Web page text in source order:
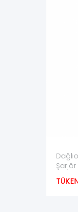
pası ve eğilme,
şarjörler temiz,
tam model adının
marka yazıyorsa
bile kilitleme, boşŞarjör